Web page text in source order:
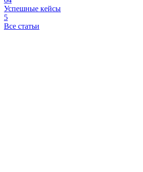
Успешные кейсы
5
Все статьи